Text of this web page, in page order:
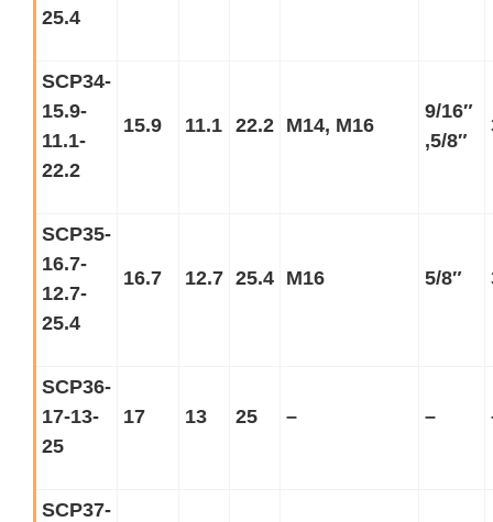
25.4
SCP34-
15.9-
11.1-
22.2
15.9 11.1 22.2 M14, M16
9/16″
,5/8″
SCP35-
16.7-
12.7-
25.4
16.7 12.7 25.4 M16 5/8″
SCP36-
17-13-
25
17 13 25 – –
SCP37-